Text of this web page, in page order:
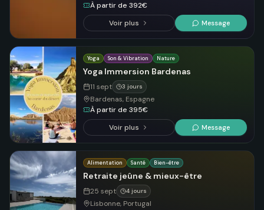
À partir de 392€
Voir plus
Message
Yoga Son & Vibration Nature
Yoga Immersion Bardenas
11 sept 3 jours
Bardenas, Espagne
À partir de 395€
Voir plus
Message
Alimentation Santé Bien-être
Retraite jeûne & mieux-être
25 sept 4 jours
Lisbonne, Portugal